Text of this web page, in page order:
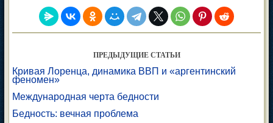
ПРЕДЫДУЩИЕ СТАТЬИ
Кривая Лоренца, динамика ВВП и «аргентинский
феномен»
Международная черта бедности
Бедность: вечная проблема